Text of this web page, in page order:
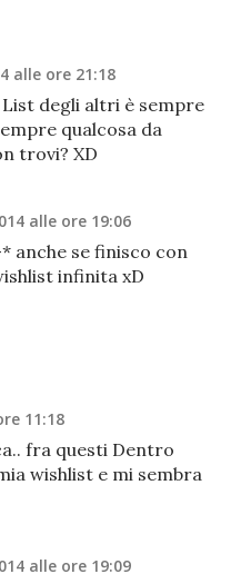
alle ore 21:18
degli altri è sempre
qualcosa da
trovi? XD
alle ore 19:06
anche se finisco con
infinita xD
11:18
fra questi Dentro
wishlist e mi sembra
alle ore 19:09